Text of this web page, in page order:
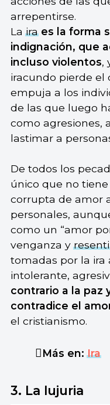
arrepentirse.
Laira es la forma
indignación, que
incluso violentos,
iracundo pierde el
empuja a los
de las que luego
como agresiones,
lastimar a
De todos los
único que no
corrupta de amor
personales,
como un “amor
venganza y
tomadas por la ira
intolerante,
contrario a la paz
contradice el
el cristianismo.
Más en:Ira
3. La lujuria